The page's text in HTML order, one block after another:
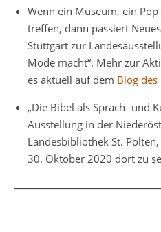
Wenn ein Museum, ein
treffen, dann passiert
Stuttgart zur
Mode macht“. Mehr zur
es aktuell auf dem Blog
„Die Bibel als Sprach- und
Ausstellung in der
Landesbibliothek St.
30. Oktober 2020 dort zu